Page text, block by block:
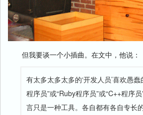
但我要谈一个小插曲。在文中，他说：
有太多太多太多的‘开发人员’喜欢愚
程序员”或“Ruby程序员”或“C++程序
言只是一种工具。各自都有各自专长